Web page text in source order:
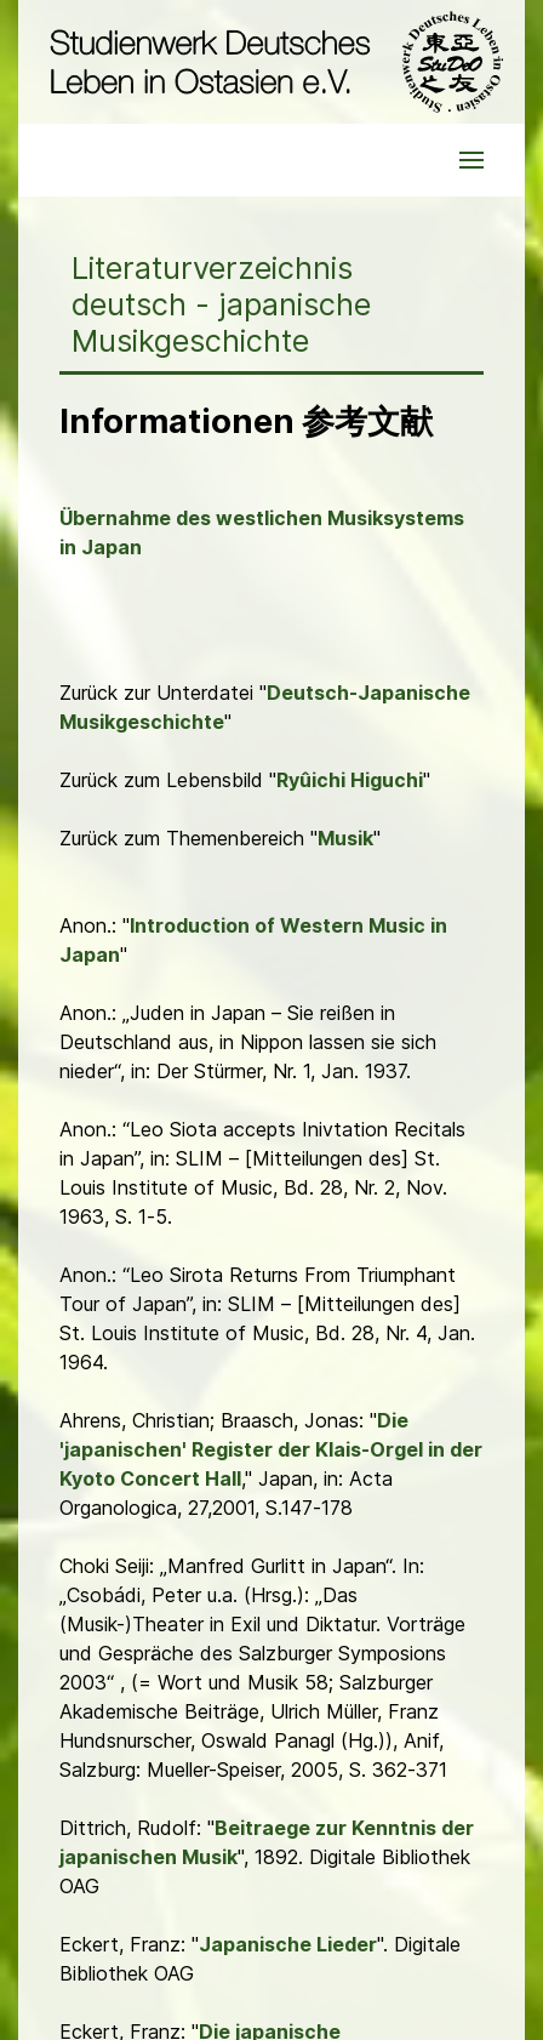
Literaturverzeichnis
deutsch - japanische
Musikgeschichte
Informationen 参考文献
Übernahme des westlichen Musiksystems
in Japan
Zurück zur Unterdatei "Deutsch-Japanische
Musikgeschichte"
Zurück zum Lebensbild "Ryûichi Higuchi"
Zurück zum Themenbereich "Musik"
Anon.: "Introduction of Western Music in
Japan"
Anon.: „Juden in Japan – Sie reißen in
Deutschland aus, in Nippon lassen sie sich
nieder“, in: Der Stürmer, Nr. 1, Jan. 1937.
Anon.: “Leo Siota accepts Inivtation Recitals
in Japan”, in: SLIM – [Mitteilungen des] St.
Louis Institute of Music, Bd. 28, Nr. 2, Nov.
1963, S. 1-5.
Anon.: “Leo Sirota Returns From Triumphant
Tour of Japan”, in: SLIM – [Mitteilungen des]
St. Louis Institute of Music, Bd. 28, Nr. 4, Jan.
1964.
Ahrens, Christian; Braasch, Jonas: "Die
'japanischen' Register der Klais-Orgel in der
Kyoto Concert Hall," Japan, in: Acta
Organologica, 27,2001, S.147-178
Choki Seiji: „Manfred Gurlitt in Japan“. In:
„Csobádi, Peter u.a. (Hrsg.): „Das
(Musik-)Theater in Exil und Diktatur. Vorträge
und Gespräche des Salzburger Symposions
2003“ , (= Wort und Musik 58; Salzburger
Akademische Beiträge, Ulrich Müller, Franz
Hundsnurscher, Oswald Panagl (Hg.)), Anif,
Salzburg: Mueller-Speiser, 2005, S. 362-371
Dittrich, Rudolf: "Beitraege zur Kenntnis der
japanischen Musik", 1892. Digitale Bibliothek
OAG
Eckert, Franz: "Japanische Lieder". Digitale
Bibliothek OAG
Eckert, Franz: "Die japanische